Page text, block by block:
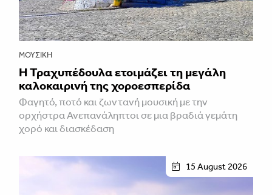
ΜΟΥΣΙΚΉ
Η Τραχυπέδουλα ετοιμάζει τη μεγάλη
καλοκαιρινή της χοροεσπερίδα
Φαγητό, ποτό και ζωντανή μουσική με την
ορχήστρα Ανεπανάληπτοι σε μια βραδιά γεμάτη
χορό και διασκέδαση
15 August 2026